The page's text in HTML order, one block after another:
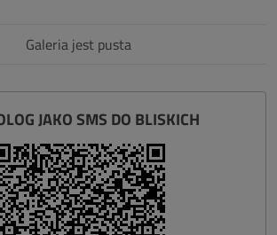
Galeria jest pusta
JAKO SMS DO BLISKICH